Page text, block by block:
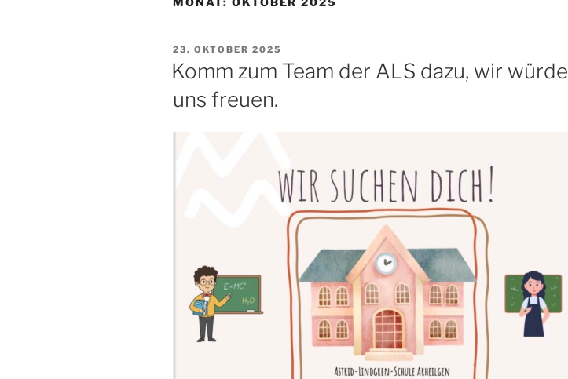
VERÖFFENTLICHT
AM
23. OKTOBER 2025
Komm zum Team der ALS dazu, wir
uns freuen.